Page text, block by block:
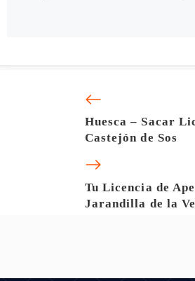
Huesca – Sacar
Castejón de Sos
Tu Licencia de
Jarandilla de la